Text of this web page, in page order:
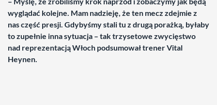
wyglądać kolejne. Mam nadzieję, że ten mecz zdejmie z
nas część presji. Gdybyśmy stali tu z drugą porażką, byłaby
to zupełnie inna sytuacja – tak trzysetowe zwycięstwo
nad reprezentacją Włoch podsumował trener Vital
Heynen.